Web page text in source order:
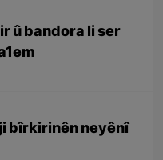
û bandora li ser
bîrkirinên neyênî